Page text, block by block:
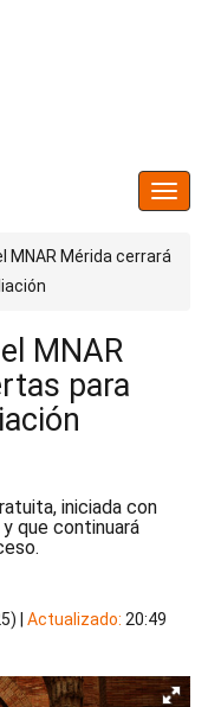
MNAR Mérida cerrará
MNAR
para
iniciada con
que continuará
| Actualizado: 20:49